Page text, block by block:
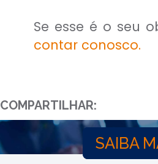
Se esse é o seu
contar conosco.
COMPARTILHAR:
SAIBA